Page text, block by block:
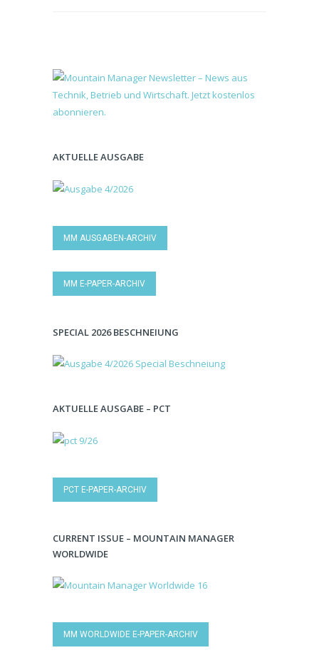
AKTUELLE AUSGABE
MM AUSGABEN-ARCHIV
MM E-PAPER-ARCHIV
SPECIAL 2026 BESCHNEIUNG
AKTUELLE AUSGABE – PCT
PCT E-PAPER-ARCHIV
CURRENT ISSUE – MOUNTAIN MANAGER
WORLDWIDE
MM WORLDWIDE E-PAPER-ARCHIV